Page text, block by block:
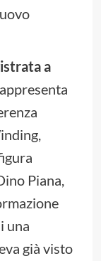
a
Piana,
una
già visto